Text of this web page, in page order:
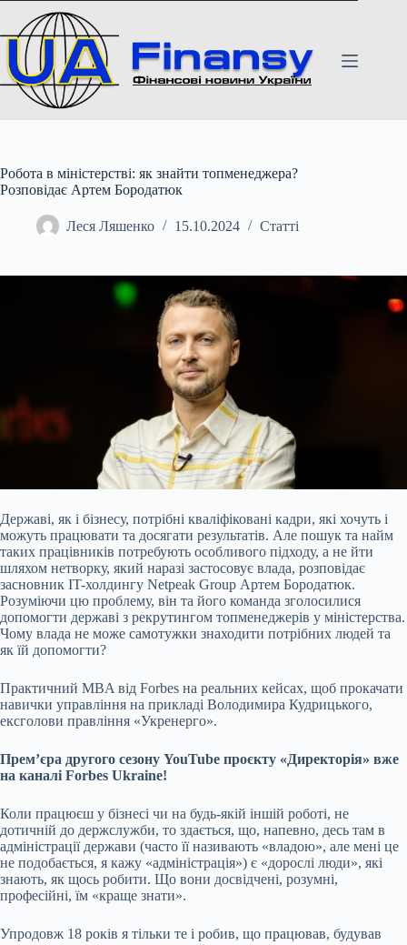
вмісту
Робота в міністерстві: як знайти топменеджера?
Розповідає Артем Бородатюк
Леся Ляшенко 15.10.2024 Статті
Державі, як і бізнесу, потрібні кваліфіковані кадри, які хочуть і
можуть працювати та досягати результатів. Але пошук та найм
таких працівників потребують особливого підходу, а не йти
шляхом нетворку, який наразі застосовує влада, розповідає
засновник IT-холдингу Netpeak Group Артем Бородатюк.
Розуміючи цю проблему, він та його команда зголосилися
допомогти державі з рекрутингом топменеджерів у міністерства.
Чому влада не може самотужки знаходити потрібних людей та
як їй допомогти?
Практичний МBA від Forbes на реальних кейсах, щоб прокачати
навички управління на прикладі Володимира Кудрицького,
ексголови правління «Укренерго».
Премʼєра другого сезону YouTube проєкту «Директорія» вже
на каналі Forbes Ukraine!
Коли працюєш у бізнесі чи на будь-якій іншій роботі, не
дотичній до держслужби, то здається, що, напевно, десь там в
адміністрації держави (часто її називають «владою», але мені це
не подобається, я кажу «адміністрація») є «дорослі люди», які
знають, як щось робити. Що вони досвідчені, розумні,
професійні, їм «краще знати».
Упродовж 18 років я тільки те і робив, що працював, будував